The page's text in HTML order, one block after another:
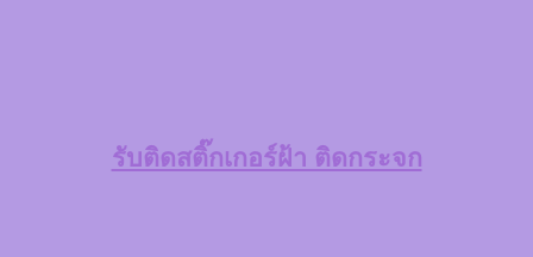
รับติดสติ๊กเกอร์ฝ้า ติดกระจก